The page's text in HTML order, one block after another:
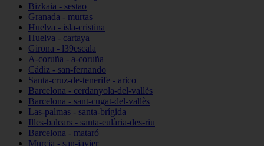
Bizkaia - sestao
Granada - murtas
Huelva - isla-cristina
Huelva - cartaya
Girona - l39escala
A-coruña - a-coruña
Cádiz - san-fernando
Santa-cruz-de-tenerife - arico
Barcelona - cerdanyola-del-vallès
Barcelona - sant-cugat-del-vallès
Las-palmas - santa-brígida
Illes-balears - santa-eulària-des-riu
Barcelona - mataró
Murcia - san-javier